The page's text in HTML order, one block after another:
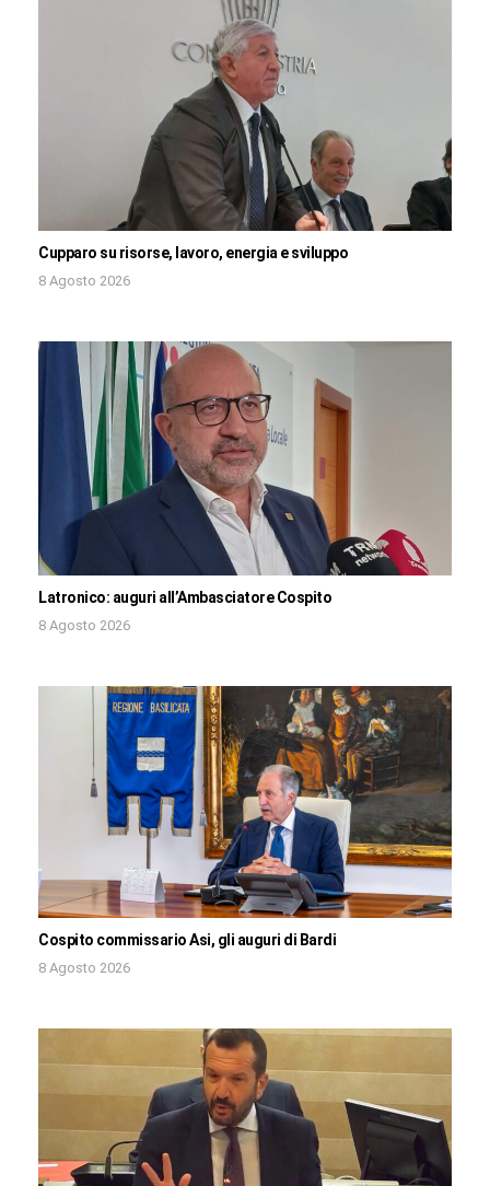
Cupparo su risorse, lavoro, energia e sviluppo
8 Agosto 2026
Latronico: auguri all’Ambasciatore Cospito
8 Agosto 2026
Cospito commissario Asi, gli auguri di Bardi
8 Agosto 2026